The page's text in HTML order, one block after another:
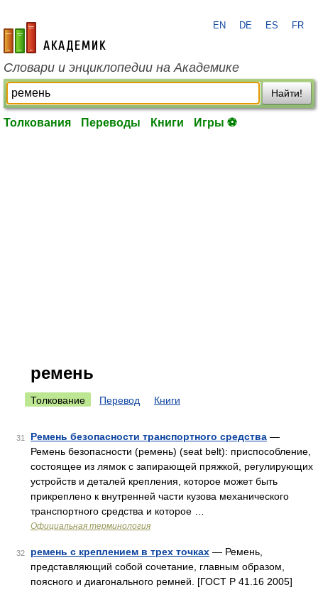
academic.ru
EN DE ES FR
Словари и энциклопедии на Академике
Найти!
Толкования Переводы Книги Игры ⚽
ремень
Толкование Перевод Книги
31 Ремень безопасности транспортного средства —
Ремень безопасности (ремень) (seat belt): приспособление,
состоящее из лямок с запирающей пряжкой, регулирующих
устройств и деталей крепления, которое может быть
прикреплено к внутренней части кузова механического
транспортного средства и которое …
Официальная терминология
32 ремень с креплением в трех точках — Ремень,
представляющий собой сочетание, главным образом,
поясного и диагонального ремней. [ГОСТ Р 41.16 2005]